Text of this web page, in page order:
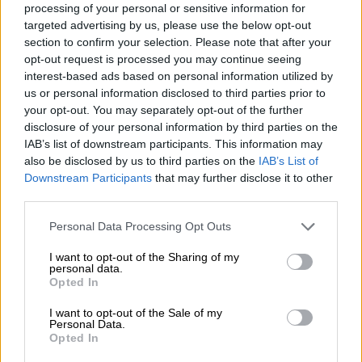
processing of your personal or sensitive information for
targeted advertising by us, please use the below opt-out
section to confirm your selection. Please note that after your
opt-out request is processed you may continue seeing
interest-based ads based on personal information utilized by
us or personal information disclosed to third parties prior to
your opt-out. You may separately opt-out of the further
disclosure of your personal information by third parties on the
IAB’s list of downstream participants. This information may
also be disclosed by us to third parties on the IAB’s List of
Downstream Participants that may further disclose it to other
Please note that this website/app uses one or more Google
not limited to your visit or usage behaviour. You may click to
grant or deny consent to Google and its third-party tags to
use your data for below specified purposes in below Google
consent section.
Personal Data Processing Opt Outs
I want to opt-out of the Sharing of my
personal data.
Opted In
I want to opt-out of the Sale of my
Personal Data.
Opted In
εθνική ασφάλεια.
Καθιερώνεται ειδική διαδικασία για την
άρση απορρήτου των πολιτικών
προσώπων με αυστηρά φίλτρα που
καθιστούν εξαιρετικά δυσχερή την άρση.
Το αίτημα μπορεί να υποβάλει η ΕΥΠ
μόνο για άμεση και εξαιρετικά πιθανή
διακινδύνευση της εθνικής ασφάλειας,
με την άδεια του Προέδρου της Βουλής
και την συμφωνία δύο εισαγγελέων.
Απαγορεύεται με ποινή φυλάκισης η
λογισμικού χωρίς να απαιτείται η
συνδρομή οποιασδήποτε άλλης
προϋποθέσεις. Επιπλέον, αναβαθμίζεται
σε κακούργημα με ποινή φυλάκισης έως
10 χρόνια η χρήση των λογισμικών